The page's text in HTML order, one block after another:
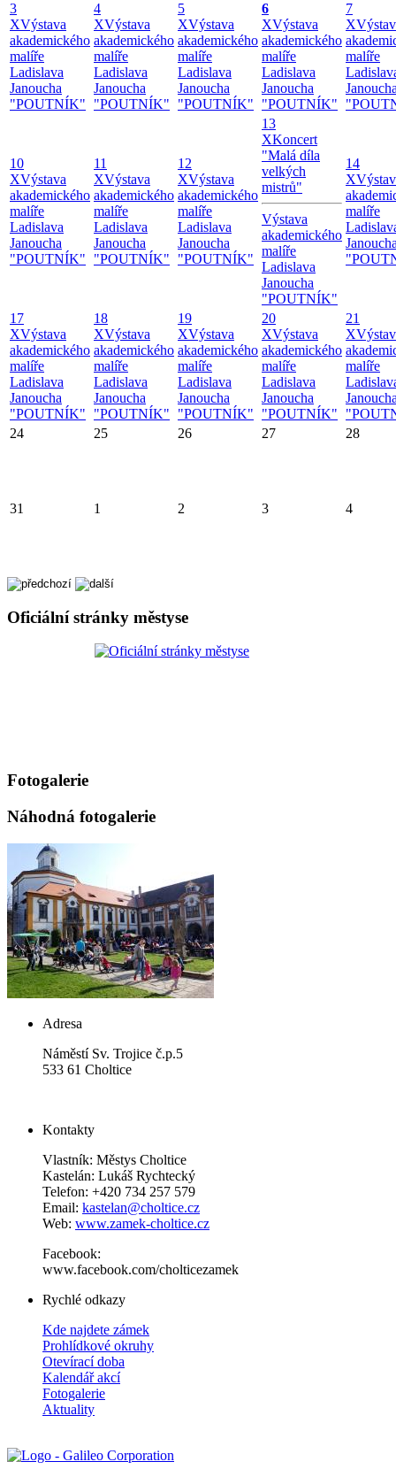
3
XVýstava
akademického
malíře
Ladislava
Janoucha
"POUTNÍK"
4
XVýstava
akademického
malíře
Ladislava
Janoucha
"POUTNÍK"
5
XVýstava
akademického
malíře
Ladislava
Janoucha
"POUTNÍK"
6
XVýstava
akademického
malíře
Ladislava
Janoucha
"POUTNÍK"
7
X
malíře
10
XVýstava
akademického
malíře
Ladislava
Janoucha
"POUTNÍK"
11
XVýstava
akademického
malíře
Ladislava
Janoucha
"POUTNÍK"
12
XVýstava
akademického
malíře
Ladislava
Janoucha
"POUTNÍK"
13
XKoncert
"Malá díla
velkých
mistrů"
Výstava
akademického
malíře
Ladislava
Janoucha
"POUTNÍK"
14
X
malíře
17
XVýstava
akademického
malíře
Ladislava
Janoucha
"POUTNÍK"
18
XVýstava
akademického
malíře
Ladislava
Janoucha
"POUTNÍK"
19
XVýstava
akademického
malíře
Ladislava
Janoucha
"POUTNÍK"
20
XVýstava
akademického
malíře
Ladislava
Janoucha
"POUTNÍK"
21
X
malíře
24
25 26 27 28
31 1 2 3 4
Oficiální stránky městyse
Fotogalerie
Náhodná fotogalerie
Adresa
Náměstí Sv. Trojice č.p.5
533 61 Choltice
Kontakty
Vlastník: Městys Choltice
Kastelán: Lukáš Rychtecký
Telefon: +420 734 257 579
Email: kastelan@choltice.cz
Web: www.zamek-choltice.cz
Facebook:
www.facebook.com/cholticezamek
Rychlé odkazy
Kde najdete zámek
Prohlídkové okruhy
Otevírací doba
Kalendář akcí
Fotogalerie
Aktuality